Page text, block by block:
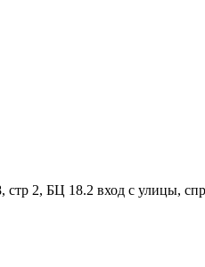
стр 2, БЦ 18.2 вход с улицы,